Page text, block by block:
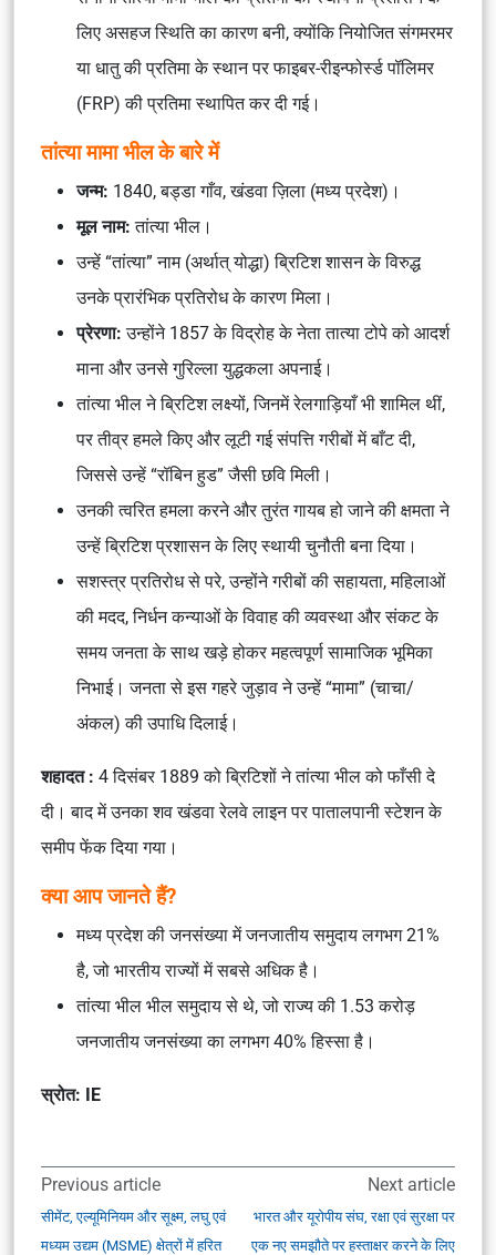
लिए असहज स्थिति का कारण बनी, क्योंकि नियोजित संगमरमर
या धातु की प्रतिमा के स्थान परफाइबर-रीइन्फोर्स्ड पॉलिमर
(FRP) की प्रतिमा स्थापित कर दी गई।
तांत्या मामा भील के बारे में
जन्म: 1840, बड्डा गाँव, खंडवा ज़िला (मध्य प्रदेश)।
मूल नाम:तांत्या भील।
उन्हें “तांत्या” नाम (अर्थात् योद्धा) ब्रिटिश शासन के विरुद्ध
उनके प्रारंभिक प्रतिरोध के कारण मिला।
प्रेरणा:उन्होंने 1857 के विद्रोह के नेतातात्या टोपेको आदर्श
माना और उनसे गुरिल्ला युद्धकला अपनाई।
तांत्या भील ने ब्रिटिश लक्ष्यों, जिनमें रेलगाड़ियाँ भी शामिल थीं,
पर तीव्र हमले किए और लूटी गई संपत्ति गरीबों में बाँट दी,
जिससे उन्हें “रॉबिन हुड” जैसी छवि मिली।
उनकी त्वरित हमला करने और तुरंत गायब हो जाने की क्षमता ने
उन्हें ब्रिटिश प्रशासन के लिए स्थायी चुनौती बना दिया।
सशस्त्र प्रतिरोध से परे, उन्होंने गरीबों की सहायता, महिलाओं
की मदद, निर्धन कन्याओं के विवाह की व्यवस्था और संकट के
समय जनता के साथ खड़े होकर महत्वपूर्ण सामाजिक भूमिका
निभाई। जनता से इस गहरे जुड़ाव ने उन्हें “मामा” (चाचा/
अंकल) की उपाधि दिलाई।
शहादत : 4 दिसंबर 1889 को ब्रिटिशों ने तांत्या भील को फाँसी दे
दी। बाद में उनका शव खंडवा रेलवे लाइन परपातालपानी स्टेशनके
समीप फेंक दिया गया।
क्या आप जानते हैं?
मध्य प्रदेश की जनसंख्या में जनजातीय समुदाय लगभग 21%
है, जो भारतीय राज्यों में सबसे अधिक है।
तांत्या भील भील समुदायसे थे, जो राज्य की 1.53 करोड़
जनजातीय जनसंख्या का लगभग 40% हिस्सा है।
स्रोत: IE
Previous article
सीमेंट, एल्यूमिनियम और सूक्ष्म, लघु एवं
मध्यम उद्यम (MSME) क्षेत्रों में हरित
Next article
भारत और यूरोपीय संघ, रक्षा एवं सुरक्षा पर
एक नए समझौते पर हस्ताक्षर करने के लिए